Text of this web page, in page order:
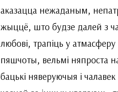
аказацца нежаданым,
жыццё, што будзе далей з
любові, трапіць у
пяшчоты, вельмі няпроста
бацькі няверуючыя і